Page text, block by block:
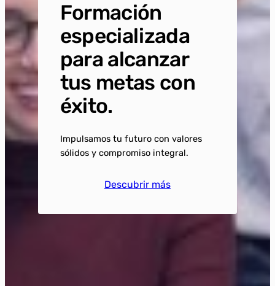
Formación
especializada
para alcanzar
tus metas con
éxito.
Impulsamos tu futuro con valores
sólidos y compromiso integral.
Descubrir más